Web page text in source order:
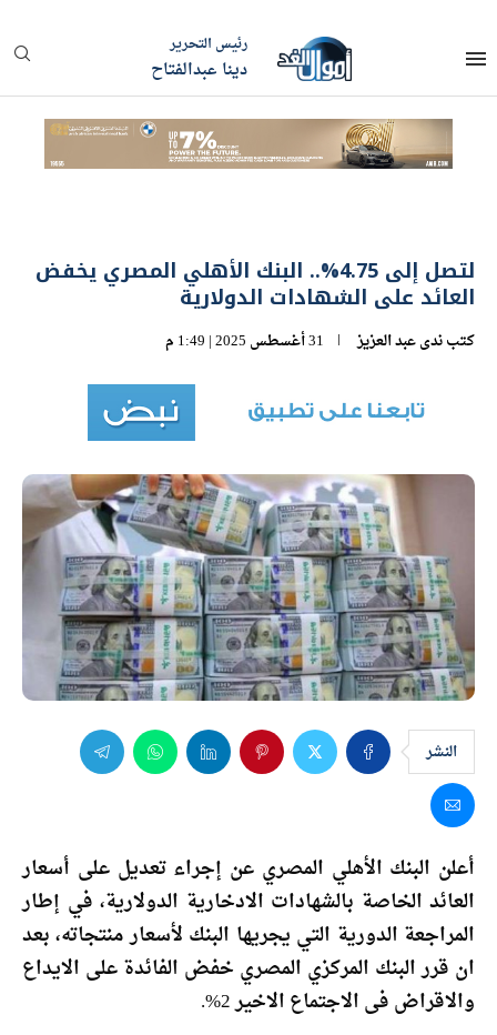
رئيس التحرير
دينا عبدالفتاح
لتصل إلى 4.75%.. البنك الأهلي المصري يخفض
العائد على الشهادات الدولارية
كتبندى عبد العزيز 31 أغسطس 2025 | 1:49 م
النشر
أعلن البنك الأهلي المصري عن إجراء تعديل على أسعار
العائد الخاصة بالشهادات الادخارية الدولارية، في إطار
المراجعة الدورية التي يجريها البنك لأسعار منتجاته، بعد
ان قرر البنك المركزي المصري خفض الفائدة على الايداع
والاقراض فى الاجتماع الاخير 2%.